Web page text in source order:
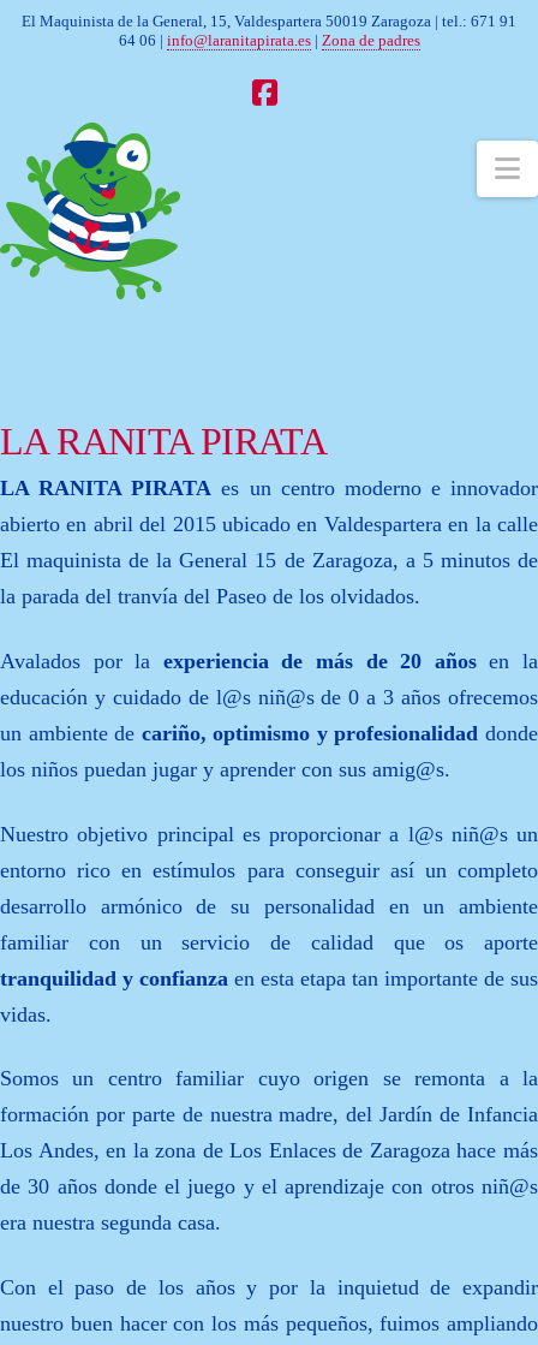
El Maquinista de la General, 15, Valdespartera 50019 Zaragoza | tel.: 671 91
64 06 | info@laranitapirata.es| Zona de padres
LA RANITA PIRATA
LA RANITA PIRATA es un centro moderno e innovador
abierto en abril del 2015 ubicado en Valdespartera en la calle
El maquinista de la General 15 de Zaragoza, a 5 minutos de
la parada del tranvía del Paseo de los olvidados.
Avalados por la experiencia de más de 20 añosen la
educación y cuidado de l@s niñ@s de 0 a 3 años ofrecemos
un ambiente de cariño, optimismo y profesionalidad donde
los niños puedan jugar y aprender con sus amig@s.
Nuestro objetivo principal es proporcionar a l@s niñ@s un
entorno rico en estímulos para conseguir así un completo
desarrollo armónico de su personalidad en un ambiente
familiar con un servicio de calidad que os aporte
tranquilidad y confianza en esta etapa tan importante de sus
vidas.
Somos un centro familiar cuyo origen se remonta a la
formación por parte de nuestra madre, del Jardín de Infancia
Los Andes, en la zona de Los Enlaces de Zaragoza hace más
de 30 años donde el juego y el aprendizaje con otros niñ@s
era nuestra segunda casa.
Con el paso de los años y por la inquietud de expandir
nuestro buen hacer con los más pequeños, fuimos ampliando